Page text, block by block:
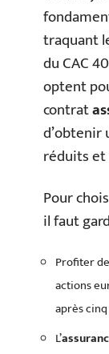
traquant
du CAC
optent
contrat
d’obtenir
réduits et
Pour
il faut
Profiter
actions
après
L’